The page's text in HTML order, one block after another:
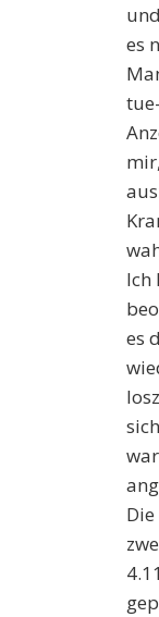
es
Ich
es